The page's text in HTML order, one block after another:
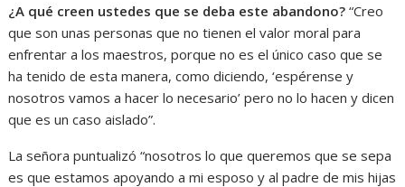
¿A qué creen ustedes que se deba este abandono? “Creo
que son unas personas que no tienen el valor moral para
enfrentar a los maestros, porque no es el único caso que se
ha tenido de esta manera, como diciendo, ‘espérense y
nosotros vamos a hacer lo necesario’ pero no lo hacen y dicen
que es un caso aislado”.
La señora puntualizó “nosotros lo que queremos que se sepa
es que estamos apoyando a mi esposo y al padre de mis hijas